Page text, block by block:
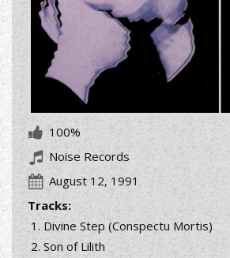
100%
Noise Records
August 12, 1991
Tracks:
Divine Step (Conspectu Mortis)
Son of Lilith